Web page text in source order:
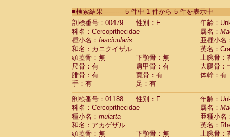
CebidaeSaguinus labiatus(0)
Cebidae Saguinus leucopus (0)
CebidaeSaguinus midas
CebidaeSaguinus mystax
CebidaeSaguinus nigricollis (1)
Cebidae Saguinus oedipus
Cebidae Saguinus weddelli
Cebidae Saguinusspp.
Cebidae Aotus trivirgatus
Cebidae Cebus albifrons
CebidaeCebus apella
Cebidae
CebidaeCebus nigrivittatus
Cebidae Cebusspp.(0)
■検索結果-----------5 件中 1 件から 5 件を表示中
剖検番号：00479
性別：F
年齢：
科名：Cercopithecidae
属名：
種小名： fascicularis
亜種小名
和名：カニクイザル
英名：
頭蓋骨：無
下顎骨：無
上腕骨：
尺骨：有
肩甲骨：有
大腿骨：
腓骨：有
寛骨：有
体幹：有
手：有
足：有
剖検番号：01188
性別：F
年齢：
科名：Cercopithecidae
属名：
種小名： mulatta
亜種小名
和名：アカゲザル
英名：
頭蓋骨：無
下顎骨：無
上腕骨：